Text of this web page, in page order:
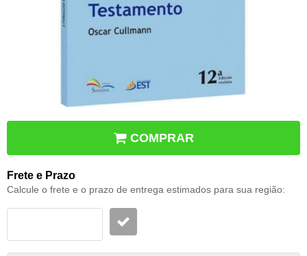
COMPRAR
Frete e Prazo
Calcule o frete e o prazo de entrega estimados para sua região: